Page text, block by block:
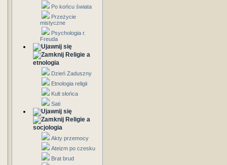
Po końcu świata
Przeżycie
mistyczne
Psychologia r.
Freuda
Religie a
etnologia
Dzień Zaduszny
Etnologia religii
Kult słońca
Sati
Religie a
socjologia
Akty przemocy
Ateizm po czesku
Brat brud